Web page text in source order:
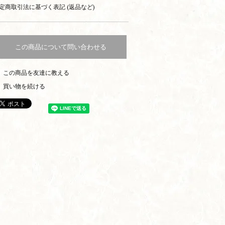
商取引法に基づく表記 (返品など)
この商品について問い合わせる
この商品を友達に教える
買い物を続ける